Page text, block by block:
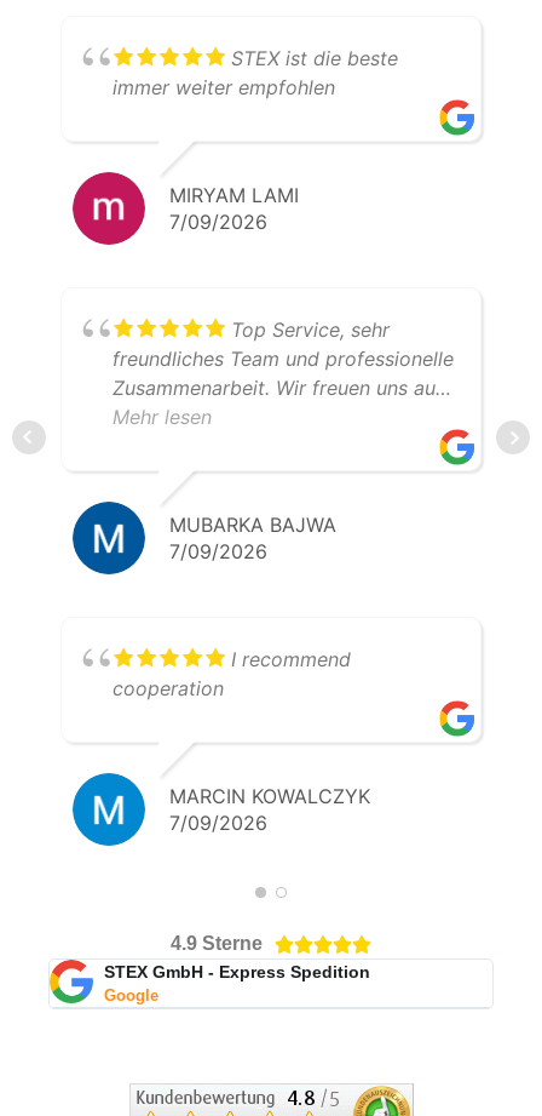
STEX ist die beste
immer weiter empfohlen
MIRYAM LAMI
7/09/2026
Top Service, sehr
freundliches Team und professionelle
Zusammenarbeit. Wir freuen uns auf
weitere gemeinsame Transporte.
Mehr lesen
MUBARKA BAJWA
7/09/2026
I recommend
cooperation
MARCIN KOWALCZYK
7/09/2026
4.9 Sterne 
STEX GmbH - Express Spedition
Google